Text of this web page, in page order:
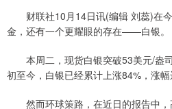
财联社10月14日讯(编辑 刘蕊)在今
金，还有一个更耀眼的存在——白银。
本周二，现货白银突破53美元/盎
初至今，白银已经累计上涨84%，涨幅
然而环球策路，在近日的报告中，